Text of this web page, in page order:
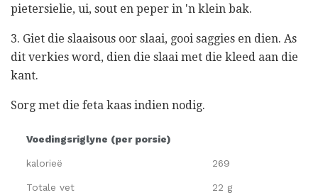
pietersielie, ui, sout en peper in 'n klein bak.
3. Giet die slaaisous oor slaai, gooi saggies en dien. As
dit verkies word, dien die slaai met die kleed aan die
kant.
Sorg met die feta kaas indien nodig.
Voedingsriglyne (per porsie)
kalorieë 269
Totale vet 22 g